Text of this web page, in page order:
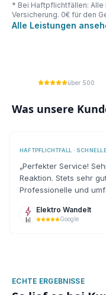
* Bei Haftpflichtfällen:
Versicherung. 0€ für den
Alle Leistungen
über 500
Was unsere
HAFTPFLICHTFALL ·
„Perfekter Service!
Reaktion. Stets sehr
Professionelle und
Elektro Wandelt
Google
ECHTE ERGEBNISSE